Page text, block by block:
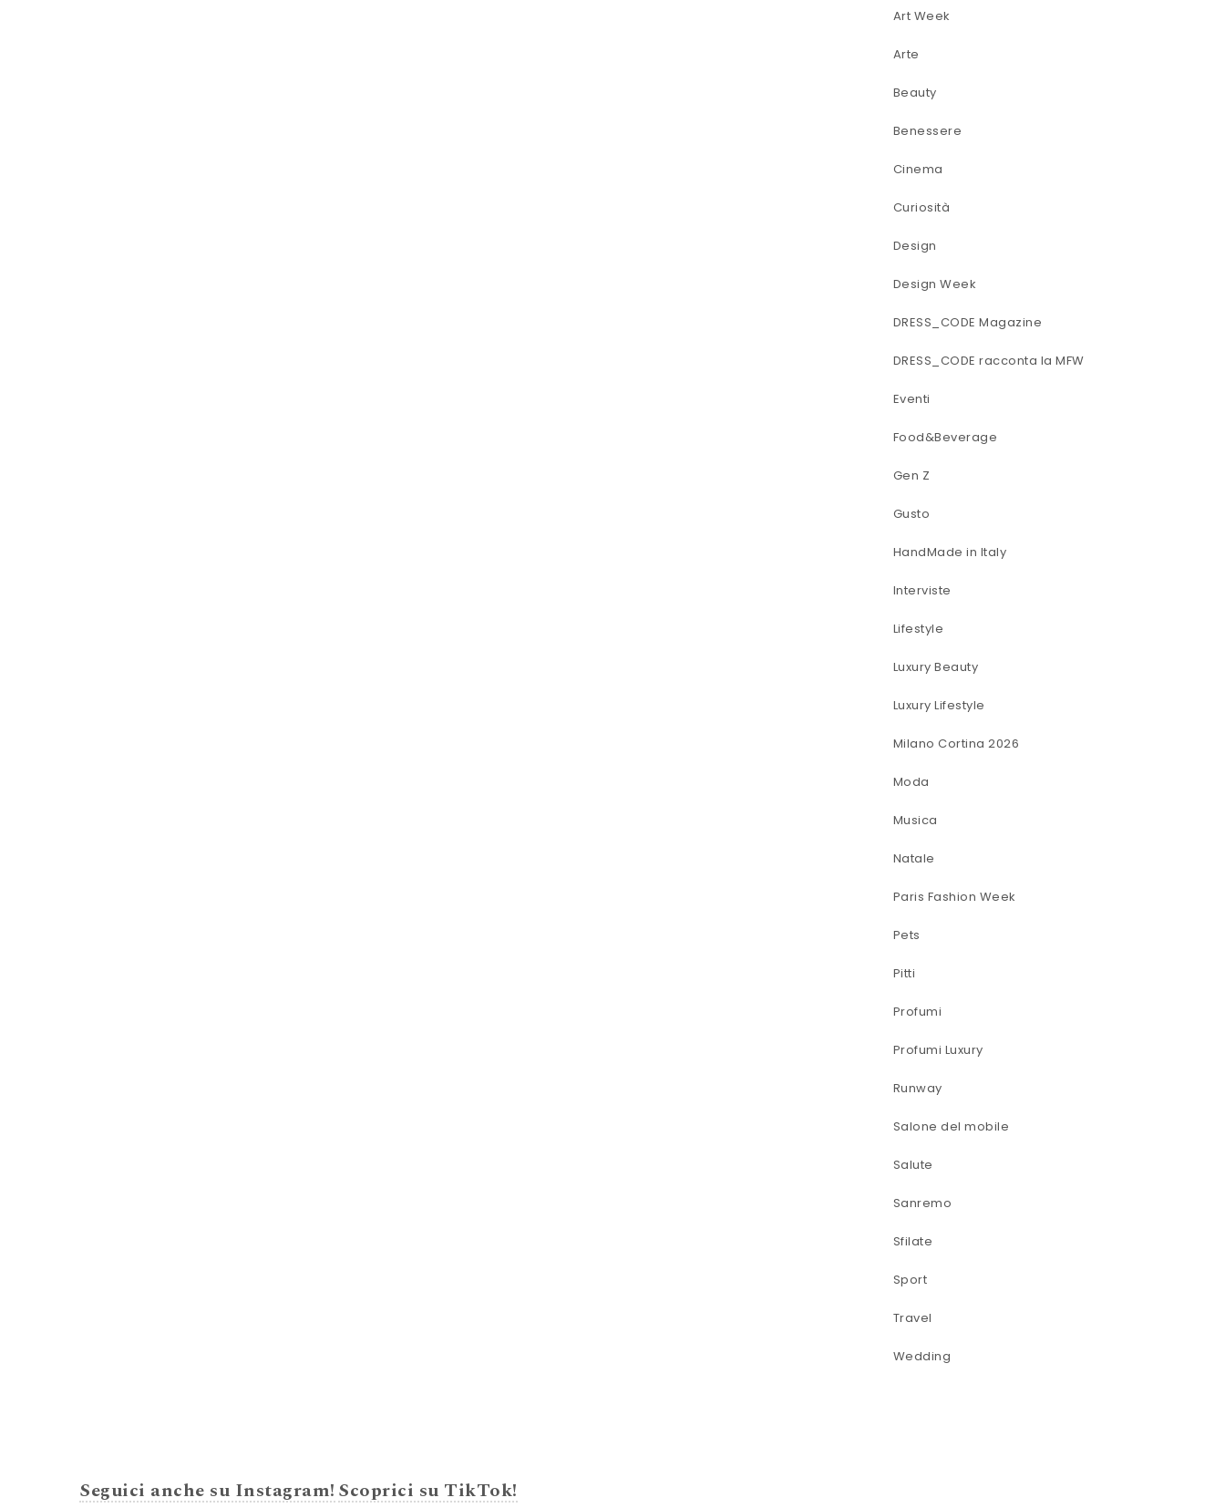
Art Week
Arte
Beauty
Benessere
Cinema
Curiosità
Design
Design Week
DRESS_CODE Magazine
DRESS_CODE racconta la MFW
Eventi
Food&Beverage
Gen Z
Gusto
HandMade in Italy
Interviste
Lifestyle
Luxury Beauty
Luxury Lifestyle
Milano Cortina 2026
Moda
Musica
Natale
Paris Fashion Week
Pets
Pitti
Profumi
Profumi Luxury
Runway
Salone del mobile
Salute
Sanremo
Sfilate
Sport
Travel
Wedding
Seguici anche su Instagram! Scoprici su TikTok!